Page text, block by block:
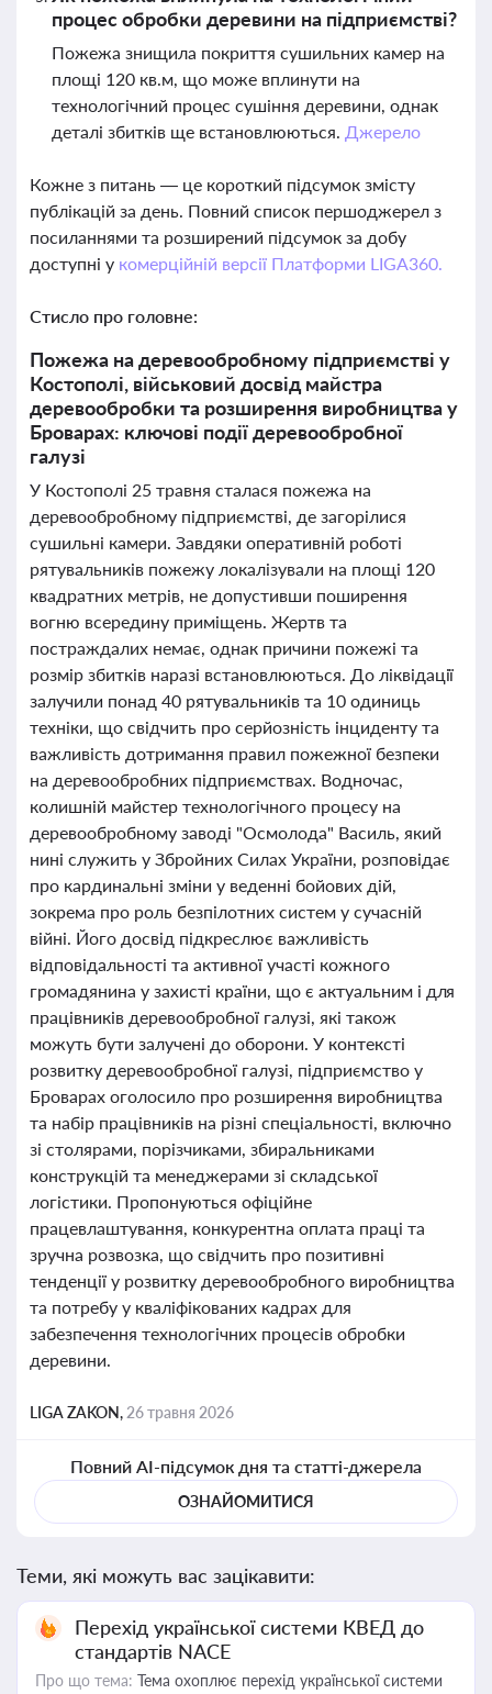
процес обробки деревини на підприємстві?
Пожежа знищила покриття сушильних камер на
площі 120 кв.м, що може вплинути на
технологічний процес сушіння деревини, однак
деталі збитків ще встановлюються. Джерело
Кожне з питань — це короткий підсумок змісту
публікацій за день. Повний список першоджерел з
посиланнями та розширений підсумок за добу
доступні у комерційній версії Платформи LIGA360.
Стисло про головне:
Пожежа на деревообробному підприємстві у
Костополі, військовий досвід майстра
деревообробки та розширення виробництва у
Броварах: ключові події деревообробної
галузі
У Костополі 25 травня сталася пожежа на
деревообробному підприємстві, де загорілися
сушильні камери. Завдяки оперативній роботі
рятувальників пожежу локалізували на площі 120
квадратних метрів, не допустивши поширення
вогню всередину приміщень. Жертв та
постраждалих немає, однак причини пожежі та
розмір збитків наразі встановлюються. До ліквідації
залучили понад 40 рятувальників та 10 одиниць
техніки, що свідчить про серйозність інциденту та
важливість дотримання правил пожежної безпеки
на деревообробних підприємствах. Водночас,
колишній майстер технологічного процесу на
деревообробному заводі "Осмолода" Василь, який
нині служить у Збройних Силах України, розповідає
про кардинальні зміни у веденні бойових дій,
зокрема про роль безпілотних систем у сучасній
війні. Його досвід підкреслює важливість
відповідальності та активної участі кожного
громадянина у захисті країни, що є актуальним і для
працівників деревообробної галузі, які також
можуть бути залучені до оборони. У контексті
розвитку деревообробної галузі, підприємство у
Броварах оголосило про розширення виробництва
та набір працівників на різні спеціальності, включно
зі столярами, порізчиками, збиральниками
конструкцій та менеджерами зі складської
логістики. Пропонуються офіційне
працевлаштування, конкурентна оплата праці та
зручна розвозка, що свідчить про позитивні
тенденції у розвитку деревообробного виробництва
та потребу у кваліфікованих кадрах для
забезпечення технологічних процесів обробки
деревини.
LIGA ZAKON, 26 травня 2026
Повний AI-підсумок дня та статті-джерела
ОЗНАЙОМИТИСЯ
Теми, які можуть вас зацікавити:
Перехід української системи КВЕД до
стандартів NACE
Про що тема: Тема охоплює перехід української системи